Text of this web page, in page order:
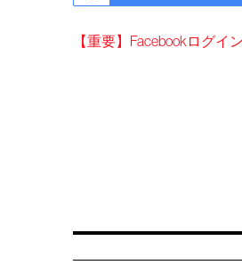
【重要】Facebookログイ